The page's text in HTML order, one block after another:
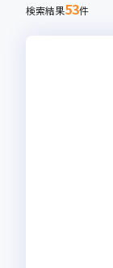
検索結果53件